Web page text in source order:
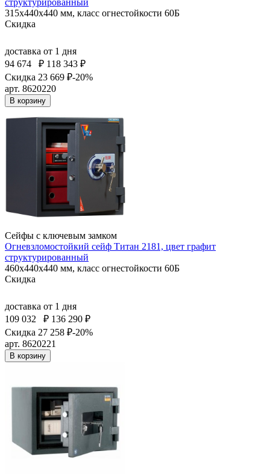
315x440x440 мм, класс огнестойкости 60Б
Скидка
доставка от 1 дня
94 674
₽ 118 343 ₽
Скидка 23 669 ₽-20%
арт. 8620220
В корзину
Сейфы с ключевым замком
Огневзломостойкий сейф Титан 2181, цвет графит
структурированный
460x440x440 мм, класс огнестойкости 60Б
Скидка
доставка от 1 дня
109 032
₽ 136 290 ₽
Скидка 27 258 ₽-20%
арт. 8620221
В корзину